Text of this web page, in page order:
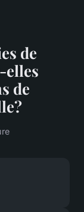
de
elles
de